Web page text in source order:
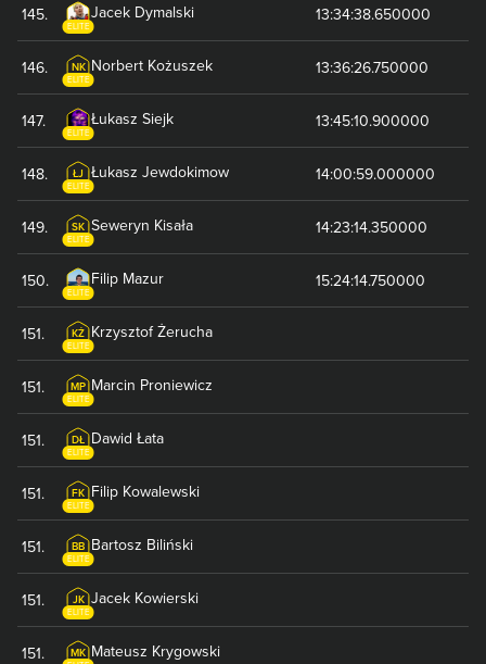
145.
ELITE
Jacek Dymalski 13:34:38.650000
146. NK
ELITE
Norbert Kożuszek 13:36:26.750000
147.
ELITE
Łukasz Siejk 13:45:10.900000
148. ŁJ
ELITE
Łukasz Jewdokimow 14:00:59.000000
149. SK
ELITE
Seweryn Kisała 14:23:14.350000
150.
ELITE
Filip Mazur 15:24:14.750000
151. KŻ
ELITE
Krzysztof Żerucha
151. MP
ELITE
Marcin Proniewicz
151. DŁ
ELITE
Dawid Łata
151. FK
ELITE
Filip Kowalewski
151. BB
ELITE
Bartosz Biliński
151. JK
ELITE
Jacek Kowierski
151. MK Mateusz Krygowski